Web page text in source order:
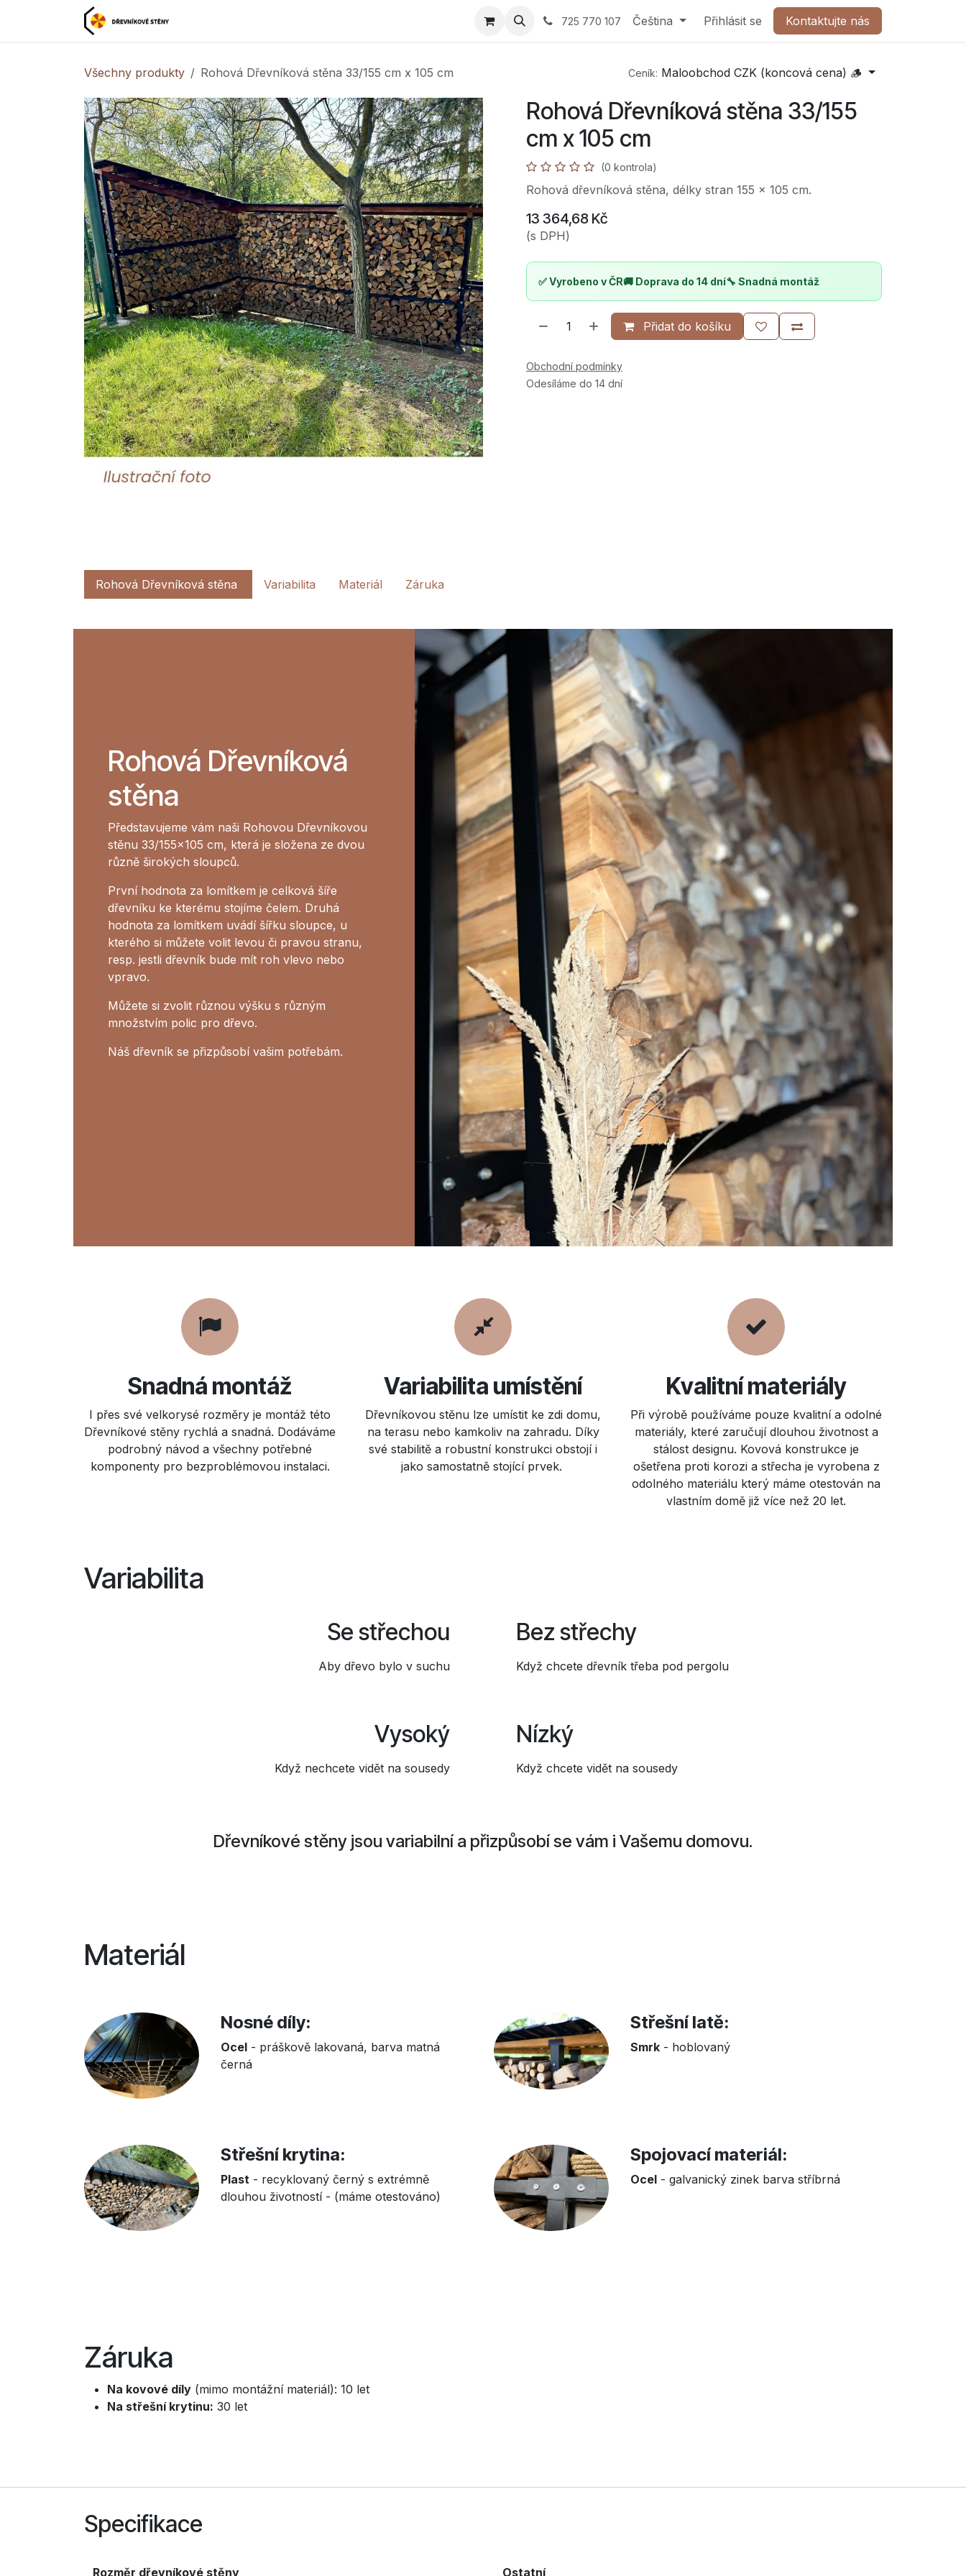
Nabídka Reference Společnost Kontaktujte nás
725 770 107 Čeština Přihlásit se Kontaktujte nás
Všechny produkty Rohová Dřevníková stěna 33/155 cm x 105 cm Ceník: Maloobchod CZK (koncová cena) 🪵
Rohová Dřevníková stěna 33/155
cm x 105 cm
(0 kontrola)
Rohová dřevníková stěna, délky stran 155 x 105 cm.
13 364,68 Kč
(s DPH)
✅ Vyrobeno v ČR🚚 Doprava do 14 dní🔧 Snadná montáž
Přidat do košíku
Obchodní podmínky
Odesíláme do 14 dní
Rohová Dřevníková stěna Variabilita Materiál Záruka
Rohová Dřevníková
stěna
Představujeme vám naši Rohovou Dřevníkovou
stěnu 33/155x105 cm, která je složena ze dvou
různě širokých sloupců.
První hodnota za lomítkem je celková šíře
dřevníku ke kterému stojíme čelem. Druhá
hodnota za lomítkem uvádí šířku sloupce, u
kterého si můžete volit levou či pravou stranu,
resp. jestli dřevník bude mít roh vlevo nebo
vpravo.
Můžete si zvolit různou výšku s různým
množstvím polic pro dřevo.
Náš dřevník se přizpůsobí vašim potřebám.
Snadná montáž
I přes své velkorysé rozměry je montáž této
Dřevníkové stěny rychlá a snadná. Dodáváme
podrobný návod a všechny potřebné
komponenty pro bezproblémovou instalaci.
Variabilita umístění
Dřevníkovou stěnu lze umístit ke zdi domu,
na terasu nebo kamkoliv na zahradu. Díky
své stabilitě a robustní konstrukci obstojí i
jako samostatně stojící prvek.
Kvalitní materiály
Při výrobě používáme pouze kvalitní a odolné
materiály, které zaručují dlouhou životnost a
stálost designu. Kovová konstrukce je
ošetřena proti korozi a střecha je vyrobena z
odolného materiálu který máme otestován na
vlastním domě již více než 20 let.
Variabilita
Se střechou
Aby dřevo bylo v suchu
Vysoký
Když nechcete vidět na sousedy
Bez střechy
Když chcete dřevník třeba pod pergolu
Nízký
Když chcete vidět na sousedy
Dřevníkové stěny jsou variabilní a přizpůsobí se vám i Vašemu domovu.
Materiál
Nosné díly:
Ocel - práškově lakovaná, barva matná
černá
Střešní latě:
Smrk - hoblovaný
Střešní krytina:
Plast - recyklovaný černý s extrémně
dlouhou životností - (máme otestováno)
Spojovací materiál:
Ocel - galvanický zinek barva stříbrná
Záruka
Na kovové díly (mimo montážní materiál): 10 let
Na střešní krytinu: 30 let
Specifikace
Rozměr dřevníkové stěny Ostatní